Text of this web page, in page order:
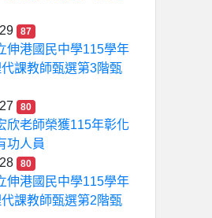
87
伸港國民中學115學年
課教師甄選第3階甄
80
欣老師榮獲115年彰化
功人員
80
伸港國民中學115學年
課教師甄選第2階甄